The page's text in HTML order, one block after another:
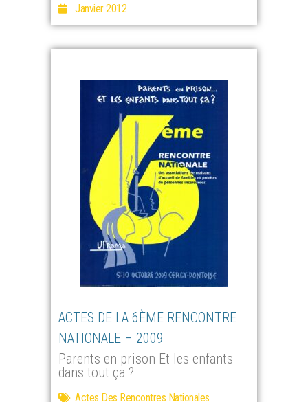
Janvier 2012
ACTES DE LA 6ÈME RENCONTRE
NATIONALE – 2009
Parents en prison Et les enfants
dans tout ça ?
Actes Des Rencontres Nationales